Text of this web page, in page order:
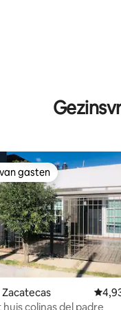
van 4,82 uit 5, 164
gasten
gasten
colinas del padre